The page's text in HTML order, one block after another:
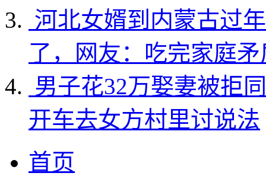
河北女婿到内蒙古过
了，网友：吃完家庭
男子花32万娶妻被拒
开车去女方村里讨说法
首页